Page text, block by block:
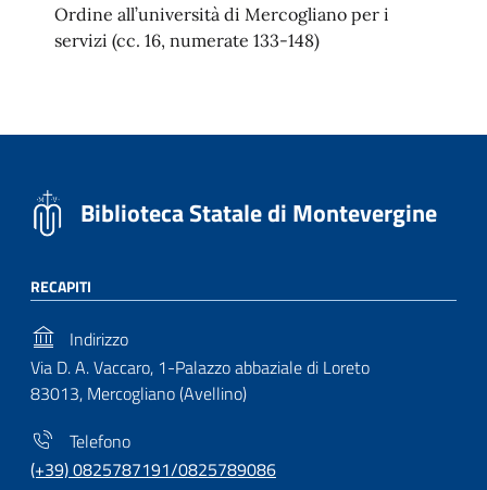
Ordine all’università di Mercogliano per i
servizi (cc. 16, numerate 133-148)
Biblioteca Statale di Montevergine
RECAPITI
Indirizzo
Via D. A. Vaccaro, 1-Palazzo abbaziale di Loreto
83013, Mercogliano (Avellino)
Telefono
(+39) 0825787191/0825789086